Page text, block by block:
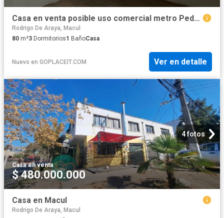
Casa en venta posible uso comercial metro Pedreros
Rodrigo De Araya, Macul
80 m²3 Dormitorios1 BañoCasa
Nuevo en GOPLACEIT.COM Ver en detalle
4 fotos
Casa·en venta
$ 480.000.000
Casa en Macul
Rodrigo De Araya, Macul